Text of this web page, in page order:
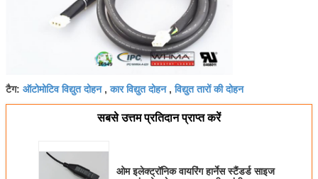
टैग: ऑटोमोटिव विद्युत दोहन,कार विद्युत दोहन,विद्युत तारों की दोहन
सबसे उत्तम प्रतिदान प्राप्त करें
ओम इलेक्ट्रॉनिक वायरिंग हार्नेस स्टैंडर्ड साइज